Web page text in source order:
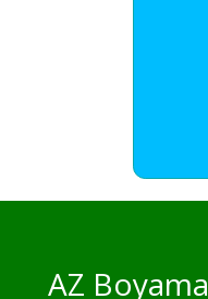
AZ Boyama